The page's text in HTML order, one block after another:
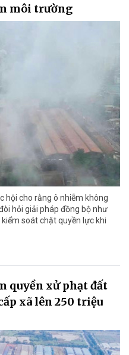
môi trường
hội cho rằng ô nhiễm không
hỏi giải pháp đồng bộ như
soát chặt quyền lực khi
quyền xử phạt đất
xã lên 250 triệu